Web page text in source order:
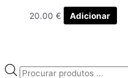
P
20.00 € Adicionar